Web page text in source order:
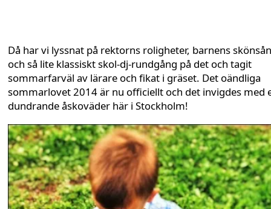
Då har vi lyssnat på rektorns roligheter, barnens
och så lite klassiskt skol-dj-rundgång på det och tagit
sommarfarväl av lärare och fikat i gräset. Det oändliga
sommarlovet 2014 är nu officiellt och det invigdes med
dundrande åskoväder här i Stockholm!